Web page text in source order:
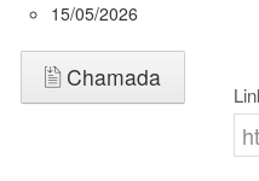
15/05/2026
Chamada